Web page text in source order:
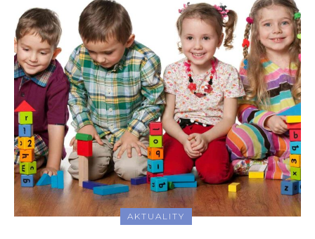
AKTUALITY